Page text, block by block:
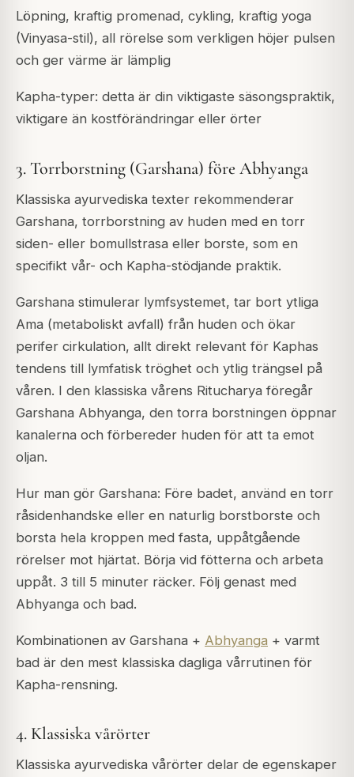
Löpning, kraftig promenad, cykling, kraftig yoga
(Vinyasa-stil), all rörelse som verkligen höjer pulsen
och ger värme är lämplig
Kapha-typer: detta är din viktigaste säsongspraktik,
viktigare än kostförändringar eller örter
3. Torrborstning (Garshana) före Abhyanga
Klassiska ayurvediska texter rekommenderar
Garshana, torrborstning av huden med en torr
siden- eller bomullstrasa eller borste, som en
specifikt vår- och Kapha-stödjande praktik.
Garshana stimulerar lymfsystemet, tar bort ytliga
Ama (metaboliskt avfall) från huden och ökar
perifer cirkulation, allt direkt relevant för Kaphas
tendens till lymfatisk tröghet och ytlig trängsel på
våren. I den klassiska vårens Ritucharya föregår
Garshana Abhyanga, den torra borstningen öppnar
kanalerna och förbereder huden för att ta emot
oljan.
Hur man gör Garshana: Före badet, använd en torr
råsidenhandske eller en naturlig borstborste och
borsta hela kroppen med fasta, uppåtgående
rörelser mot hjärtat. Börja vid fötterna och arbeta
uppåt. 3 till 5 minuter räcker. Följ genast med
Abhyanga och bad.
Kombinationen av Garshana + Abhyanga + varmt
bad är den mest klassiska dagliga vårrutinen för
Kapha-rensning.
4. Klassiska vårörter
Klassiska ayurvediska vårörter delar de egenskaper